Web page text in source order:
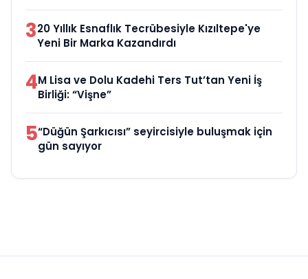
320 Yıllık Esnaflık Tecrübesiyle Kızıltepe'ye
Yeni Bir Marka Kazandırdı
4M Lisa ve Dolu Kadehi Ters Tut’tan Yeni İş
Birliği: “Vişne”
5“Düğün Şarkıcısı” seyircisiyle buluşmak için
gün sayıyor